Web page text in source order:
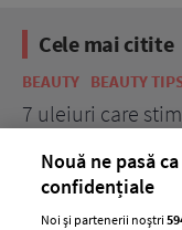
Cele mai citite
BEAUTY BEAUTY
7 uleiuri care
Nouă ne pasă
confidențiale
Noi și partenerii noștri